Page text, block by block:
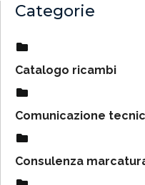
Categorie
Catalogo ricambi
Comunicazione
Consulenza